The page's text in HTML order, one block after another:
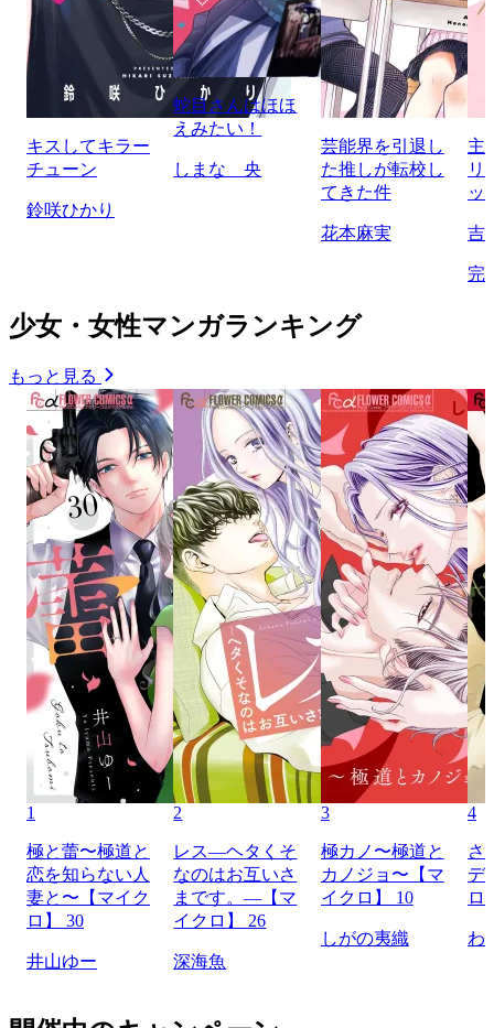
キスしてキラー
チューン
鈴咲ひかり
蛇目さんはほほ
えみたい！
しまな 央
芸能界を引退し
た推しが転校し
てきた件
花本麻実
主
リ
ッ
吉
完
少女・女性マンガランキング
もっと見る
1
極と蕾〜極道と
恋を知らない人
妻と〜【マイク
ロ】 30
井山ゆー
2
レス―ヘタくそ
なのはお互いさ
まです。―【マ
イクロ】 26
深海魚
3
極カノ〜極道と
カノジョ〜【マ
イクロ】 10
しがの夷織
4
さ
デ
ロ
わ